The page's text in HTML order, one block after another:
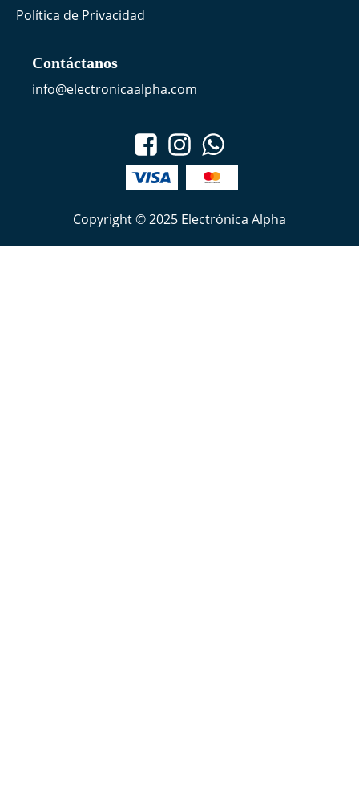
Política de Privacidad
Contáctanos
info@electronicaalpha.com
Copyright © 2025 Electrónica Alpha